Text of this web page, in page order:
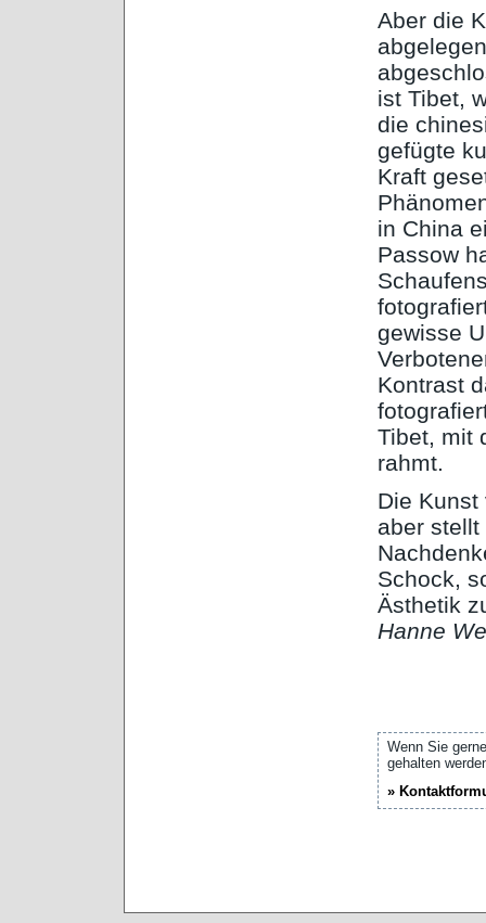
Aber die
ist Tibet,
die
gefügte
Kraft
in China
Passow
gewisse
Kontrast
Tibet, mit
rahmt.
Die Kunst
aber
Schock,
Ästhetik
Hanne
Wenn Sie
gehalten
»